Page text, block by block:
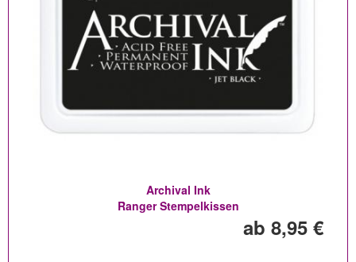
Archival Ink
Ranger Stempelkissen
ab 8,95 €